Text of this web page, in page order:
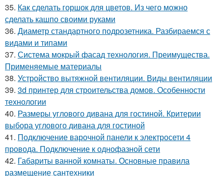
35. Как сделать горшок для цветов. Из чего можно
сделать кашпо своими руками
36. Диаметр стандартного подрозетника. Разбираемся с
видами и типами
37. Система мокрый фасад технология. Преимущества.
Применяемые материалы
38. Устройство вытяжной вентиляции. Виды вентиляции
39. 3d принтер для строительства домов. Особенности
технологии
40. Размеры углового дивана для гостиной. Критерии
выбора углового дивана для гостиной
41. Подключение варочной панели к электросети 4
провода. Подключение к однофазной сети
42. Габариты ванной комнаты. Основные правила
размещение сантехники